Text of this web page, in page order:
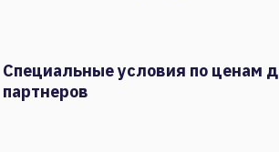
Специальные условия по ценам
партнеров